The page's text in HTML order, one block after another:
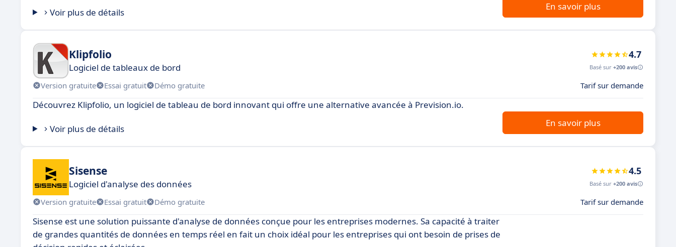
Voir plus de détails
En savoir plus
Klipfolio
Logiciel de tableaux de bord
4.7
Basé sur +200 avis
Version gratuite Essai gratuit Démo gratuite Tarif sur demande
Découvrez Klipfolio, un logiciel de tableau de bord innovant qui offre une alternative avancée à Prevision.io.
Voir plus de détails
En savoir plus
Sisense
Logiciel d'analyse des données
4.5
Basé sur +200 avis
Version gratuite Essai gratuit Démo gratuite Tarif sur demande
Sisense est une solution puissante d'analyse de données conçue pour les entreprises modernes. Sa capacité à traiter
de grandes quantités de données en temps réel en fait un choix idéal pour les entreprises qui ont besoin de prises de